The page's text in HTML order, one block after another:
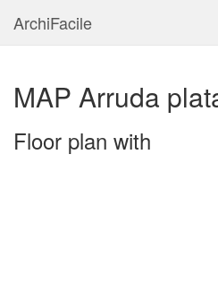
ArchiFacile
MAP Arruda
Floor plan with